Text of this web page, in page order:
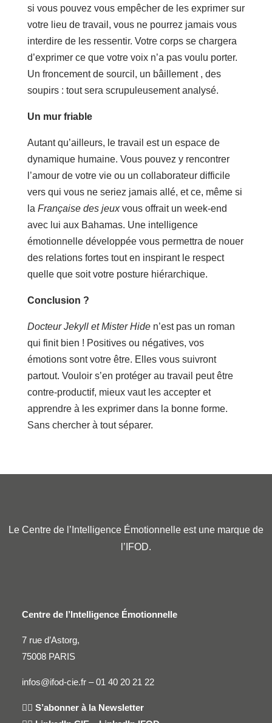
si vous pouvez vous empêcher de les exprimer sur
votre lieu de travail, vous ne pourrez jamais vous
interdire de les ressentir. Votre corps se chargera
d’exprimer ce que votre voix n’a pas voulu porter.
Un froncement de sourcil, un bâillement , des
soupirs : tout sera scrupuleusement analysé.
Un mur friable
Autant qu’ailleurs, le travail est un espace de
dynamique humaine. Vous pouvez y rencontrer
l’amour de votre vie ou un collaborateur difficile
vers qui vous ne seriez jamais allé, et ce, même si
la Française des jeuxvous offrait un week-end
avec lui aux Bahamas. Une intelligence
émotionnelle développée vous permettra de nouer
des relations fortes tout en inspirant le respect
quelle que soit votre posture hiérarchique.
Conclusion ?
Docteur Jekyll et Mister Hiden’est pas un roman
qui finit bien ! Positives ou négatives, vos
émotions sont votre être. Elles vous suivront
partout. Vouloir s’en protéger au travail peut être
contre-productif, mieux vaut les accepter et
apprendre à les exprimer dans la bonne forme.
Sans chercher à tout séparer.
Le Centre de l’Intelligence Émotionnelle est une marque de
l’IFOD.
Centre de l’Intelligence Émotionnelle
7 rue d’Astorg,
75008 PARIS
infos@ifod-cie.fr –01 40 20 21 22
👉🏻 S’abonner à la Newsletter